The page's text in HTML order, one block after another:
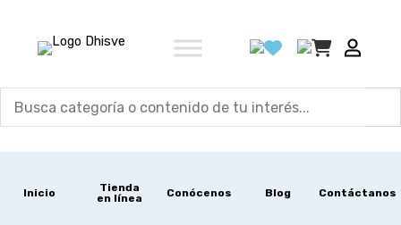
contenido
Inicio
Tienda
en línea
Conócenos Blog Contáctanos